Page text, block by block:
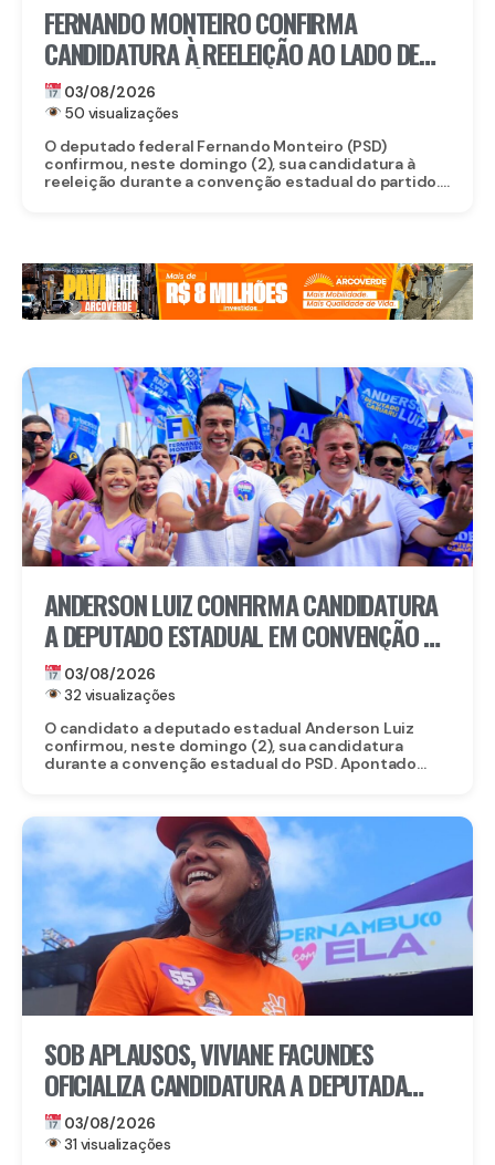
FERNANDO MONTEIRO CONFIRMA
CANDIDATURA À REELEIÇÃO AO LADO DE
PREFEITOS DE VÁRIAS REGIÕES DE
PERNAMBUCO
03/08/2026
50 visualizações
O deputado federal Fernando Monteiro (PSD)
confirmou, neste domingo (2), sua candidatura à
reeleição durante a convenção estadual do partido....
ANDERSON LUIZ CONFIRMA CANDIDATURA
A DEPUTADO ESTADUAL EM CONVENÇÃO DO
PSD03/08/2026
32 visualizações
O candidato a deputado estadual Anderson Luiz
confirmou, neste domingo (2), sua candidatura
durante a convenção estadual do PSD. Apontado...
SOB APLAUSOS, VIVIANE FACUNDES
OFICIALIZA CANDIDATURA A DEPUTADA
ESTADUAL EM CONVENÇÃO DO PSD
03/08/2026
31 visualizações